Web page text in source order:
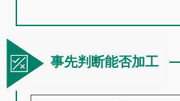
事先判断能否加工